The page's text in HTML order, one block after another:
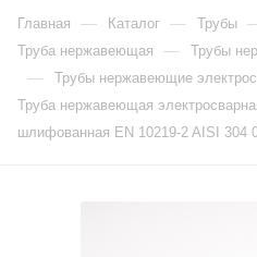
Главная — Каталог — Трубы
Труба нержавеющая — Трубы
— Трубы нержавеющие
Труба нержавеющая
шлифованная EN 10219-2 AISI 304